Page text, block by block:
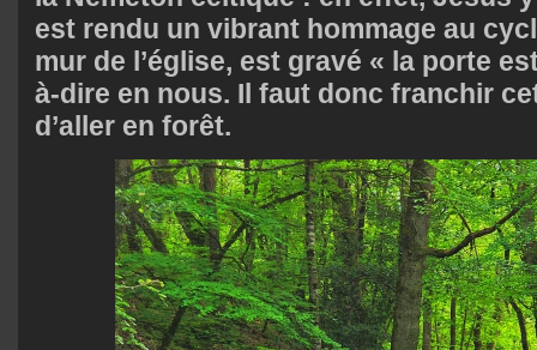
est rendu un vibrant hommage au
mur de l’église, est gravé « la porte
à-dire en nous. Il faut donc franchir
d’aller en forêt.